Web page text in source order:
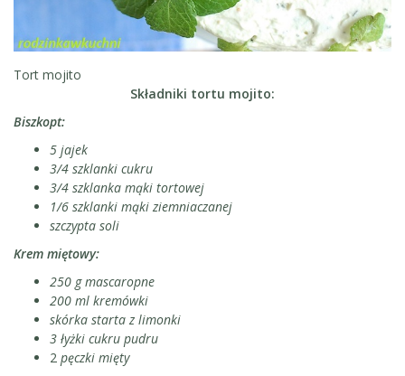
Tort mojito
Składniki tortu mojito:
Biszkopt:
5 jajek
3/4 szklanki cukru
3/4 szklanka mąki tortowej
1/6 szklanki mąki ziemniaczanej
szczypta soli
Krem miętowy:
250 g mascaropne
200 ml kremówki
skórka starta z limonki
3 łyżki cukru pudru
2 pęczki mięty